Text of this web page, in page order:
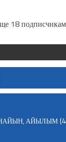
18 подписчикам
АЙЫЛЫМ